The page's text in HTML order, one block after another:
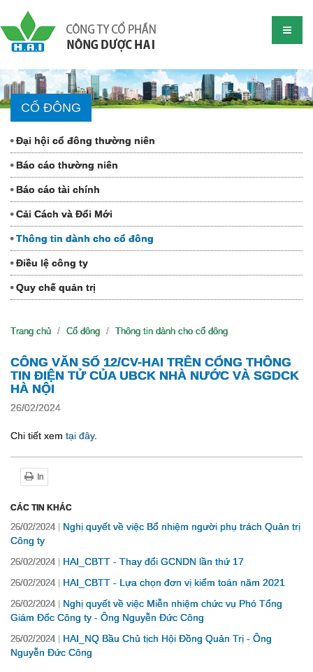
CỔ ĐÔNG
Đại hội cổ đông thường niên
Báo cáo thường niên
Báo cáo tài chính
Cải Cách và Đổi Mới
Thông tin dành cho cổ đông
Điều lệ công ty
Quy chế quản trị
Trang chủ Cổ đông Thông tin dành cho cổ đông
CÔNG VĂN SỐ 12/CV-HAI TRÊN CỔNG THÔNG
TIN ĐIỆN TỬ CỦA UBCK NHÀ NƯỚC VÀ SGDCK
HÀ NỘI
26/02/2024
Chi tiết xem tại đây.
In
CÁC TIN KHÁC
26/02/2024
Nghị quyết về việc Bổ nhiệm người phụ trách Quản trị
Công ty
26/02/2024 HAI_CBTT - Thay đổi GCNDN lần thứ 17
26/02/2024 HAI_CBTT - Lựa chọn đơn vị kiểm toán năm 2021
26/02/2024
Nghị quyết về việc Miễn nhiệm chức vụ Phó Tổng
Giám Đốc Công ty - Ông Nguyễn Đức Công
26/02/2024
HAI_NQ Bầu Chủ tịch Hội Đồng Quản Trị - Ông
Nguyễn Đức Công